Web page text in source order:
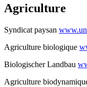
Agriculture
Syndicat paysan
Agriculture biologique
Biologischer Landbau
Agriculture